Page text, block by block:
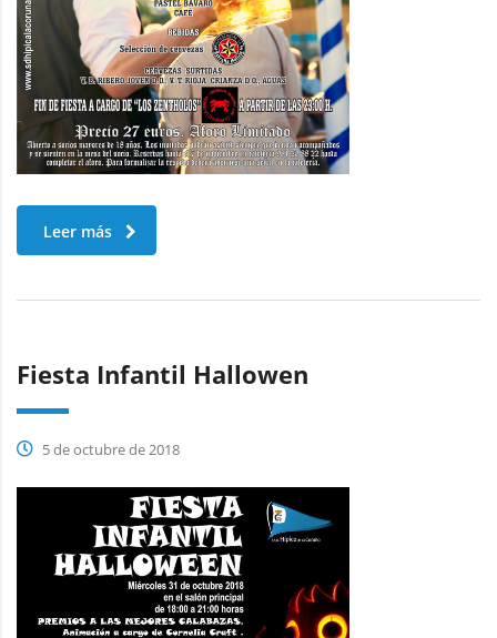
Leer más
Fiesta Infantil Hallowen
5 de octubre de 2018